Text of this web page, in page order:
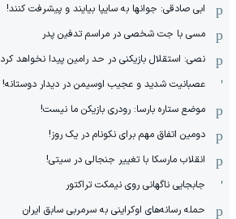
ابی صادقی: جوانها به سایپا بیایند و پیشرفت کنند!
مسی با جت شخصی در مراسم تدفین پدر
نصی: استقلال بازیکنی در حد رامین پیدا نخواهد کرد
عصبانیت شدید و عجیب اوسیمن در دیدار دوستانه!
موضع ستاره بارسا: رودری بازیکن ما نیست!
دومین اتفاق مهم برای نکونام در یک روز!
انقلاب مارسکا با تغییر جنجالی در سیتی!
جابجایی ناگهانی روی نیمکت تراکتور
حمله رسانه‌های اوکراینی به سرمربی سابق ایران